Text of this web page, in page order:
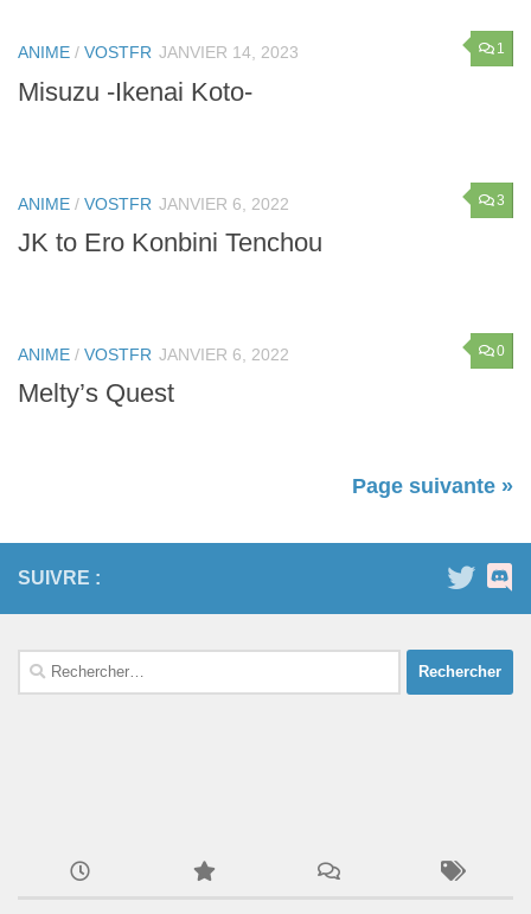
1
ANIME / VOSTFR JANVIER 14, 2023
Misuzu -Ikenai Koto-
3
ANIME / VOSTFR JANVIER 6, 2022
JK to Ero Konbini Tenchou
0
ANIME / VOSTFR JANVIER 6, 2022
Melty’s Quest
Page suivante »
SUIVRE :
Rechercher :